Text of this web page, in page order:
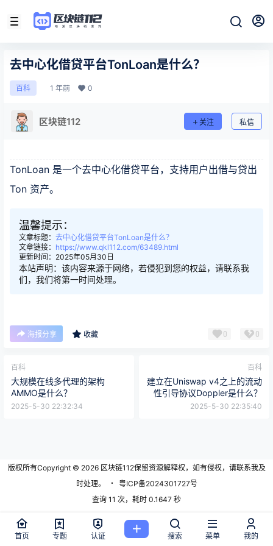
去中心化借贷平台TonLoan是什么？
百科 1 年前 0
区块链112 关注 私信
TonLoan 是一个去中心化借贷平台，支持用户出借与贷出
Ton 资产。
温馨提示：
文章标题： 去中心化借贷平台TonLoan是什么？
文章链接： https://www.qkl112.com/63489.html
更新时间：2025年05月30日
本站声明：该内容来源于网络，若侵犯到您的权益，请联系我
们，我们将第一时间处理。
海报分享 收藏 0 0
百科
大规模在线多代理的架构
AMMO是什么？
2025-5-30 22:32:34
百科
建立在Uniswap v4之上的流动
性引导协议Doppler是什么？
2025-5-30 22:35:40
版权所有Copyright © 2026区块链112保留资源解释权，如有侵权，请联系我及
时处理。
・ 粤ICP备2024301727号
查询 11 次，耗时 0.1647 秒
首页 专题 认证 搜索 菜单 我的